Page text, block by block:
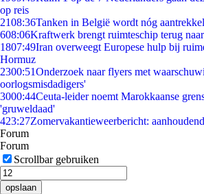
op reis
2108:36Tanken in België wordt nóg
608:06Kraftwerk brengt ruimteschip terug
1807:49Iran overweegt Europese hulp bij
Hormuz
2300:51Onderzoek naar flyers met
oorlogsmisdadigers'
3000:44Ceuta-leider noemt Marokkaanse
'gruweldaad'
423:27Zomervakantieweerbericht:
Forum
Forum
Scrollbar gebruiken
opslaan